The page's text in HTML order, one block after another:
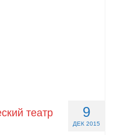
9
ДЕК 2015
театр